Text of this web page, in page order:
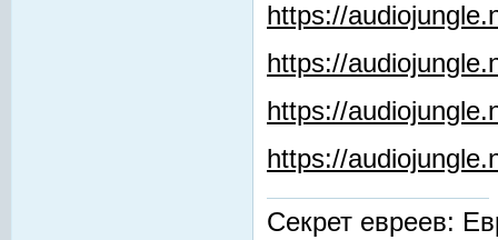
https://
https://
https://
https://
Секрет евреев: